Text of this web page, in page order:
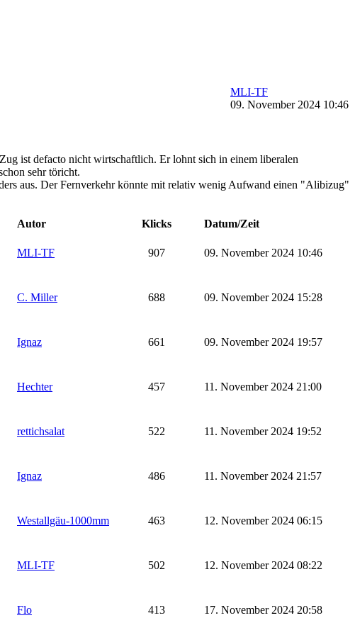
MLI-TF
09. November 2024 10:46
ist defacto nicht wirtschaftlich. Er lohnt sich in einem liberalen
sehr töricht.
aus. Der Fernverkehr könnte mit relativ wenig Aufwand einen "Alibizug"
Autor Klicks Datum/Zeit
MLI-TF 907 09. November 2024 10:46
C. Miller 688 09. November 2024 15:28
Ignaz 661 09. November 2024 19:57
Hechter 457 11. November 2024 21:00
rettichsalat 522 11. November 2024 19:52
Ignaz 486 11. November 2024 21:57
Westallgäu-1000mm 463 12. November 2024 06:15
MLI-TF 502 12. November 2024 08:22
Flo 413 17. November 2024 20:58